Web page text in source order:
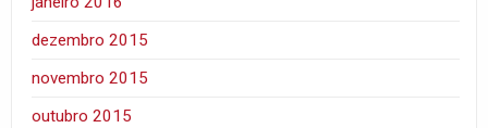
dezembro 2015
novembro 2015
outubro 2015